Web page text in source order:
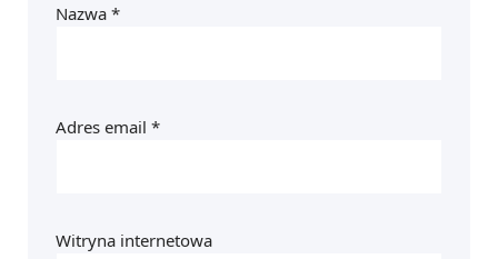
Nazwa *
Adres email *
Witryna internetowa